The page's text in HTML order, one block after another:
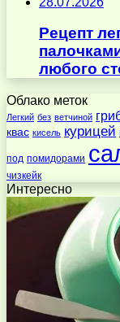
Рецепт
любого
Облако меток
Легкий без ветчиной
квас кисель курицей
под помидорами
чизкейк
Интересно